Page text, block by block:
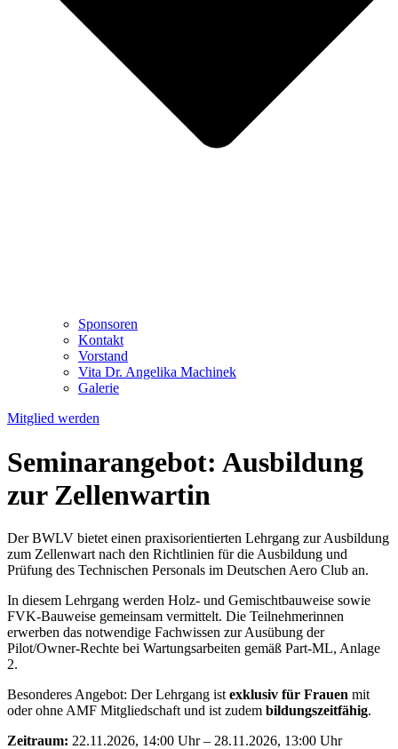
Sponsoren
Kontakt
Vorstand
Vita Dr. Angelika Machinek
Galerie
Mitglied werden
Seminarangebot: Ausbildung
zur Zellenwartin
Der BWLV bietet einen praxisorientierten Lehrgang zur Ausbildung
zum Zellenwart nach den Richtlinien für die Ausbildung und
Prüfung des Technischen Personals im Deutschen Aero Club an.
In diesem Lehrgang werden Holz- und Gemischtbauweise sowie
FVK-Bauweise gemeinsam vermittelt. Die Teilnehmerinnen
erwerben das notwendige Fachwissen zur Ausübung der
Pilot/Owner-Rechte bei Wartungsarbeiten gemäß Part-ML, Anlage
2.
Besonderes Angebot: Der Lehrgang ist exklusiv für Frauen mit
oder ohne AMF Mitgliedschaft und ist zudem bildungszeitfähig.
Zeitraum: 22.11.2026, 14:00 Uhr – 28.11.2026, 13:00 Uhr